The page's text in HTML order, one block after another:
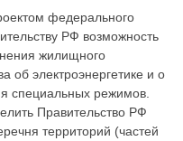
федерального
РФ возможность
жилищного
об электроэнергетике и о
специальных режимов.
Правительство РФ
территорий (частей